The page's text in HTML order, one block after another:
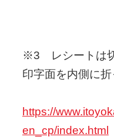
※3 レシートは切
印字面を内側に折
https://
en_cp/index.html